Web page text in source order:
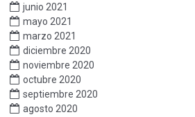
junio 2021
mayo 2021
marzo 2021
diciembre 2020
noviembre 2020
octubre 2020
septiembre 2020
agosto 2020